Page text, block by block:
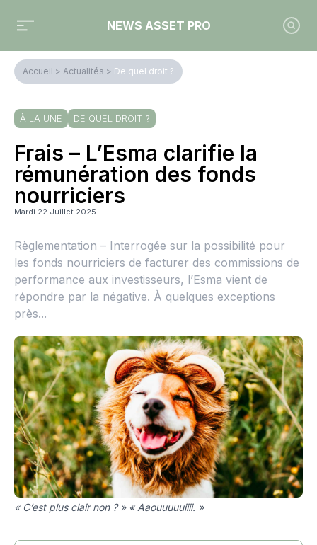
NEWS ASSET PRO
Accueil > Actualités > De quel droit ?
À LA UNE DE QUEL DROIT ?
Frais – L’Esma clarifie la
rémunération des fonds
nourriciers
Mardi 22 Juillet 2025
Règlementation – Interrogée sur la possibilité pour
les fonds nourriciers de facturer des commissions de
performance aux investisseurs, l’Esma vient de
répondre par la négative. À quelques exceptions
près...
« C’est plus clair non ? » « Aaouuuuuiiii. »